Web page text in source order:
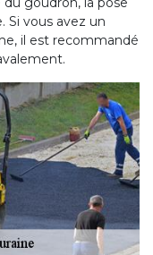
Si vous avez un
il est recommandé